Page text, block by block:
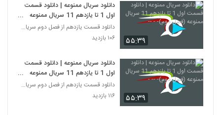
۵۵:۳۹
دانلود سریال ممنوعه | دانلود قسمت
اول 1 تا یازدهم 11 سریال ممنوعه
(فصل دوم)- - --
دانلود قسمت یازدهم از فصل دوم سریال ممنوعه
۱۰۶ بازدید
۵۵:۳۹
دانلود سریال ممنوعه | دانلود قسمت
اول 1 تا یازدهم 11 سریال ممنوعه
(فصل دوم)- -- -
دانلود قسمت یازدهم از فصل دوم سریال ممنوعه
۱۱۶ بازدید